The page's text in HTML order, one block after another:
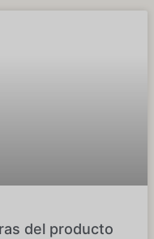
del producto